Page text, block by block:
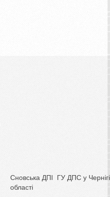
Сновська ДПІ ГУ ДПС у
області